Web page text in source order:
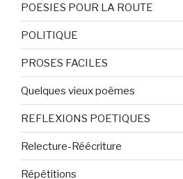
POESIES POUR LA ROUTE
POLITIQUE
PROSES FACILES
Quelques vieux poèmes
REFLEXIONS POETIQUES
Relecture-Réécriture
Répétitions